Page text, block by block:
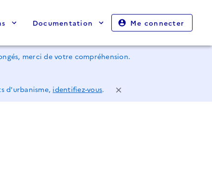
Documentation Me connecter
merci de votre compréhension.
d'urbanisme, identifiez-vous.